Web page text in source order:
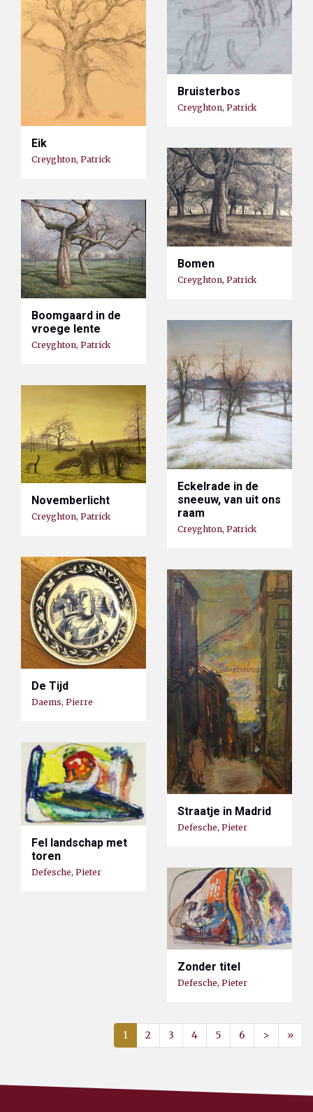
Bruisterbos
Creyghton, Patrick
Eik
Creyghton, Patrick
Bomen
Creyghton, Patrick
Boomgaard in de
vroege lente
Creyghton, Patrick
Eckelrade in de
sneeuw, van uit ons
raam
Creyghton, Patrick
Novemberlicht
Creyghton, Patrick
De Tijd
Daems, Pierre
Straatje in Madrid
Defesche, Pieter
Fel landschap met
toren
Defesche, Pieter
Zonder titel
Defesche, Pieter
1 2 3 4 5 6 > »